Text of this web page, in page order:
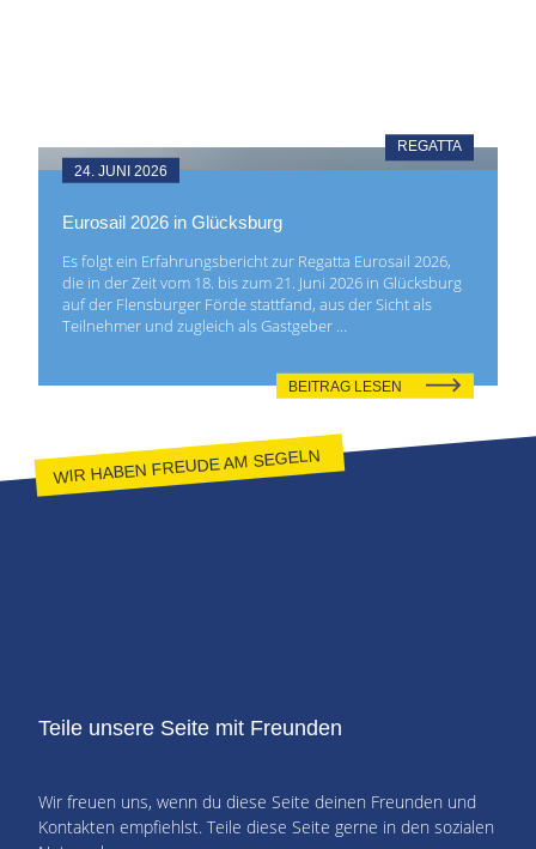
REGATTA
24. JUNI 2026
Eurosail 2026 in Glücksburg
Es folgt ein Erfahrungsbericht zur Regatta Eurosail 2026,
die in der Zeit vom 18. bis zum 21. Juni 2026 in Glücksburg
auf der Flensburger Förde stattfand, aus der Sicht als
Teilnehmer und zugleich als Gastgeber …
BEITRAG LESEN
WIR HABEN FREUDE AM SEGELN
Teile unsere Seite mit Freunden
Wir freuen uns, wenn du diese Seite deinen Freunden und
Kontakten empfiehlst. Teile diese Seite gerne in den sozialen